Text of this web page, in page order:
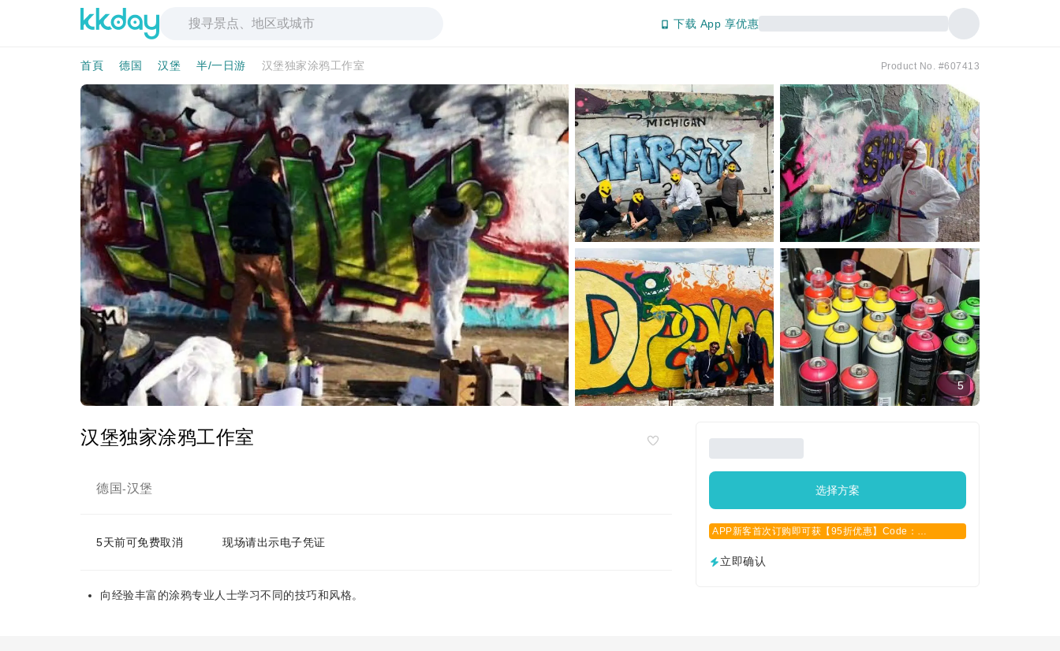
下载 App 享优惠
首頁 德国 汉堡 半/一日游 汉堡独家涂鸦工作室 Product No. #607413
5
汉堡独家涂鸦工作室
德国-汉堡
5天前可免费取消 现场请出示电子凭证
向经验丰富的涂鸦专业人士学习不同的技巧和风格。
选择方案
APP新客首次订购即可获【95折优惠】Code：
立即确认